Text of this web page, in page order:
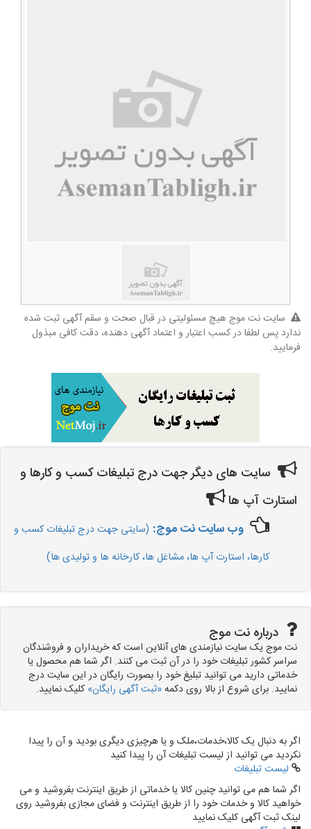
سایت نت موج هیچ مسئولیتی در قبال صحت و سقم آگهی ثبت شده
ندارد پس لطفا در کسب اعتبار و اعتماد آگهی دهنده، دقت کافی مبذول
فرمایید.
سایت های دیگر جهت درج تبلیغات کسب و کارها و
استارت آپ ها
وب سایت نت موج: (سایتی جهت درج تبلیغات کسب و
کارها، استارت آپ ها، مشاغل ها، کارخانه ها و تولیدی ها)
درباره نت موج
نت موج یک سایت نیازمندی های آنلاین است که خریداران و فروشندگان
سراسر کشور تبلیغات خود را در آن ثبت می کنند. اگر شما هم محصول یا
خدماتی دارید می توانید تبلیغ خود را بصورت رایگان در این سایت درج
نمایید. برای شروع از بالا روی دکمه«ثبت آگهی رایگان» کلیک نمایید.
اگر به دنبال یک کالا،خدمات،ملک و یا هرچیزی دیگری بودید و آن را پیدا
نکردید می توانید از لیست تبلیغات آن را پیدا کنید
لیست تبلیغات
اگر شما هم می توانید چنین کالا یا خدماتی از طریق اینترنت بفروشید و می
خواهید کالا و خدمات خود را از طریق اینترنت و فضای مجازی بفروشید روی
لینک ثبت آگهی کلیک نمایید